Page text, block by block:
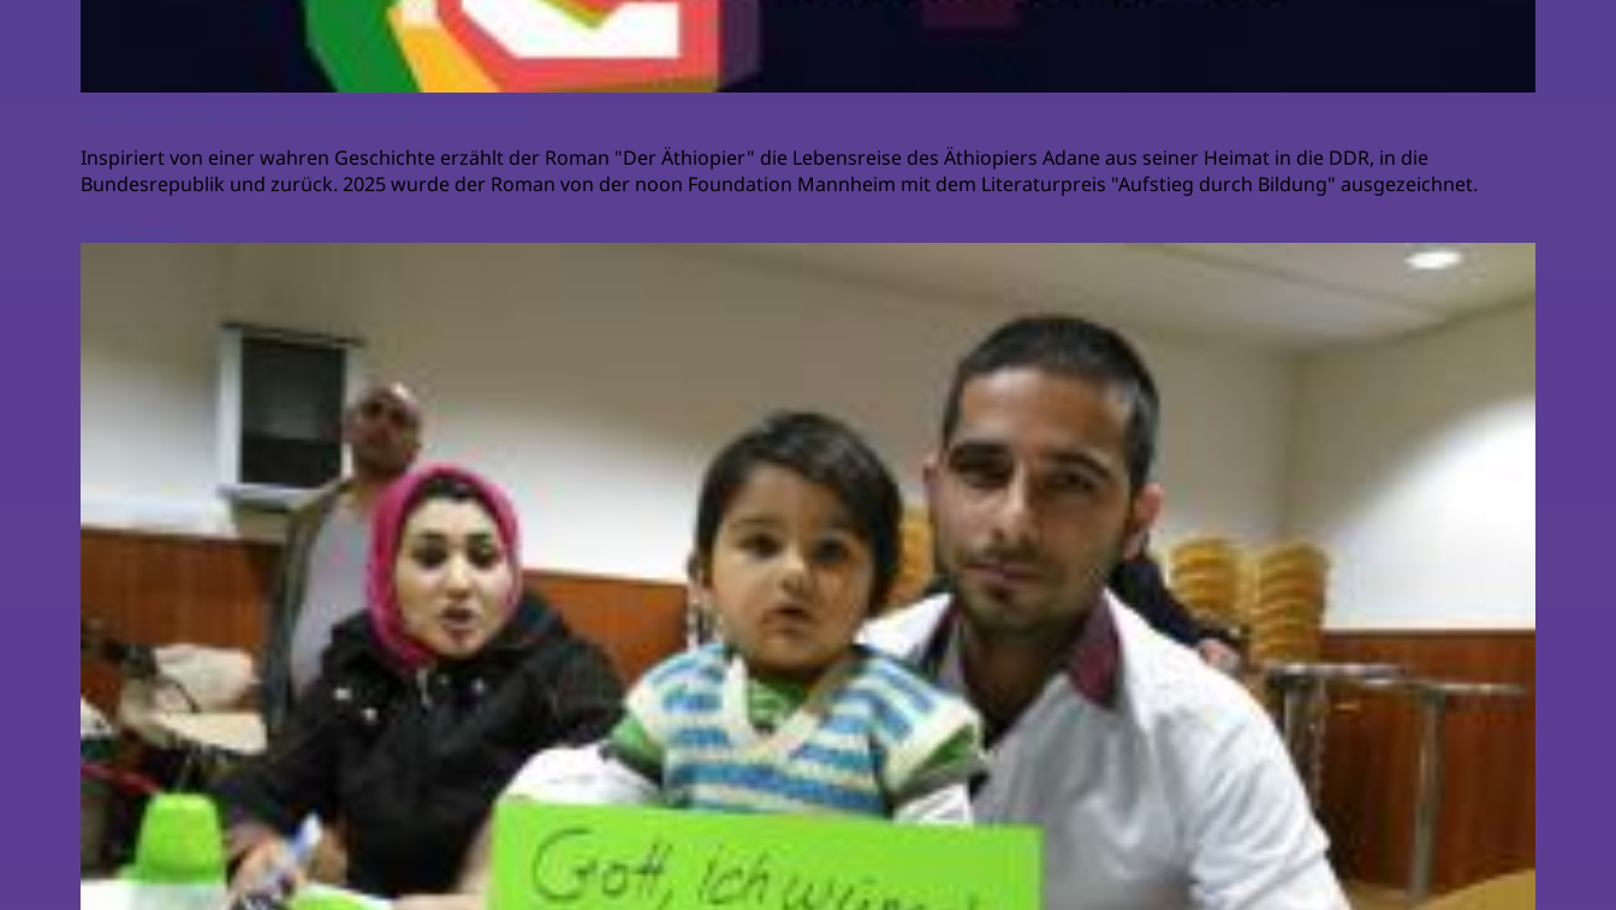
Inspiriert von einer wahren Geschichte erzählt der Roman "Der Äthiopier" die Lebensreise des Äthiopiers Adane aus seiner Heimat in die DDR, in die
Bundesrepublik und zurück. 2025 wurde der Roman von der noon Foundation Mannheim mit dem Literaturpreis "Aufstieg durch Bildung" ausgezeichnet.